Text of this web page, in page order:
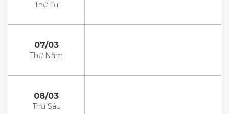
Thứ Tư
07/03
Thứ Năm
08/03
Thứ Sáu